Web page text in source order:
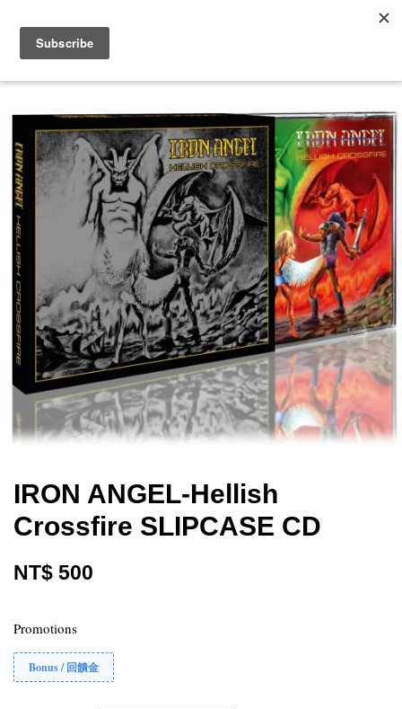
IRON ANGEL-Hellish
Crossfire SLIPCASE CD
NT$ 500
Promotions
Bonus / 回饋金